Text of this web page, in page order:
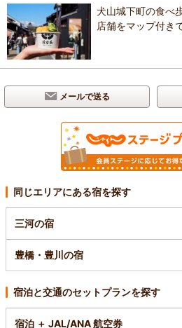
犬山城下町の食べ
店舗をマップ付き
メールで送る
同じエリアにある宿を探す
三河の宿
豊橋・豊川の宿
宿泊と交通のセットプランを探す
宿泊 ＋ JAL/ANA 航空券